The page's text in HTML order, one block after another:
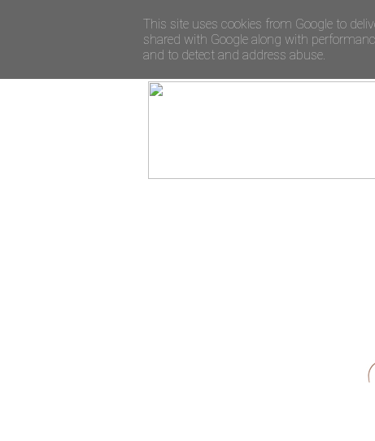
This site uses cookies from Google to
shared with Google along with
and to detect and address abuse.